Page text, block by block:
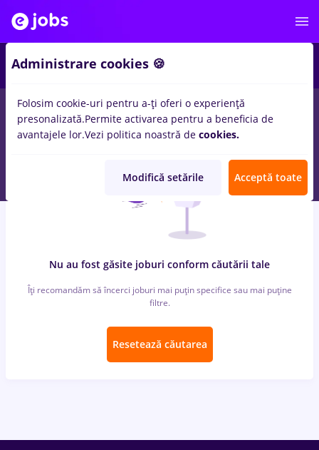
locuri de muncalaborant, Part time inConstructii / Instalatii
Nu au fost găsite joburi conform căutării tale
Îți recomandăm să încerci joburi mai puțin specifice sau mai puține
filtre.
Resetează căutarea
Administrare cookies 🍪
Folosim cookie-uri pentru a-ți oferi o experiență
presonalizată.Permite activarea pentru a beneficia de
avantajele lor.Vezi politica noastră de cookies.
Modifică setările Acceptă toate